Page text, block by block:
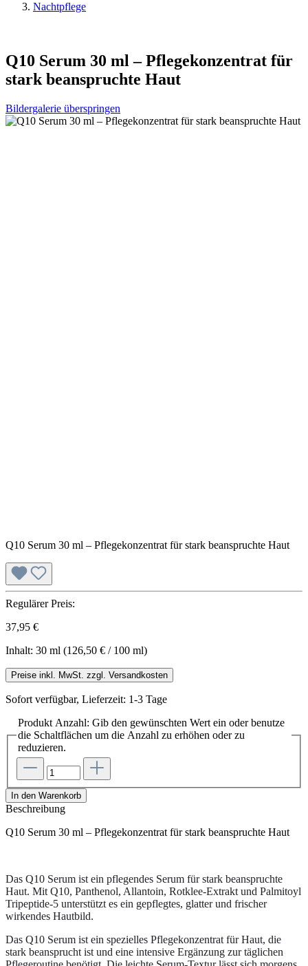
Nachtpflege
Q10 Serum 30 ml – Pflegekonzentrat für
stark beanspruchte Haut
Bildergalerie überspringen
Q10 Serum 30 ml – Pflegekonzentrat für stark beanspruchte Haut
Regulärer Preis:
37,95 €
Inhalt: 30 ml (126,50 € / 100 ml)
Preise inkl. MwSt. zzgl. Versandkosten
Sofort verfügbar, Lieferzeit: 1-3 Tage
Produkt Anzahl: Gib den gewünschten Wert ein oder benutze
die Schaltflächen um die Anzahl zu erhöhen oder zu
reduzieren.
In den Warenkorb
Beschreibung
Q10 Serum 30 ml – Pflegekonzentrat für stark beanspruchte Haut
Das Q10 Serum ist ein pflegendes Serum für stark beanspruchte
Haut. Mit Q10, Panthenol, Allantoin, Rotklee-Extrakt und Palmitoyl
Tripeptide-5 unterstützt es ein gepflegtes, glatter und frischer
wirkendes Hautbild.
Das Q10 Serum ist ein spezielles Pflegekonzentrat für Haut, die
stark beansprucht ist und eine intensive Ergänzung zur täglichen